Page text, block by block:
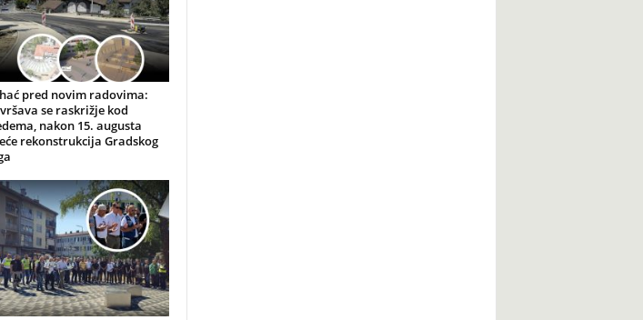
pred novim radovima:
se raskrižje kod
nakon 15. augusta
rekonstrukcija Gradskog